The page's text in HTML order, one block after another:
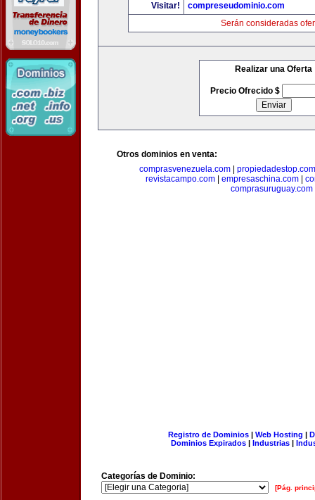
Visitar!
compreseudominio.com
Serán consideradas
Realizar una Oferta
Precio Ofrecido $
Otros dominios en venta:
comprasvenezuela.com
propiedadestop.com
revistacampo.com
empresaschina.com
comprasuruguay.com
Registro de Dominios| Web Hosting |
Dominios Expirados | Industrias |
Categorías de Dominio:
[Pág.